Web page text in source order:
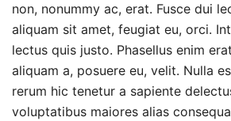
non, nonummy ac, erat. Fusce dui
aliquam sit amet, feugiat eu, orci.
lectus quis justo. Phasellus enim
aliquam a, posuere eu, velit. Nulla
rerum hic tenetur a sapiente
voluptatibus maiores alias